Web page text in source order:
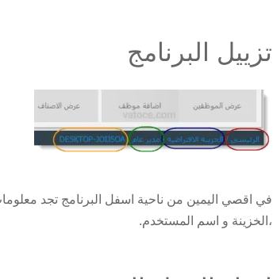
تزييل البرنامج
في اقصي اليمين من ناحية اسفل البرنامج تجد
،الخزينة و اسم المستخدم.